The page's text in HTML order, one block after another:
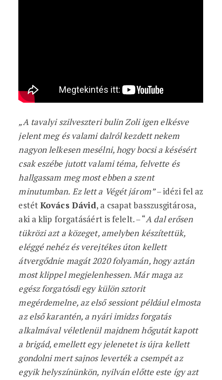
„A tavalyi szilveszteri bulin Zoli igen elkésve
jelent meg és valami dalról kezdett nekem
nagyon lelkesen mesélni, hogy bocsi a késésért
csak eszébe jutott valami téma, felvette és
hallgassam meg most ebben a szent
minutumban. Ez lett a Végét járom”– idézi fel az
estétKovács Dávid, a csapat basszusgitárosa,
aki a klip forgatásáért is felelt. – “A dal erősen
tükrözi azt a közeget, amelyben készítettük,
eléggé nehéz és verejtékes úton kellett
átvergődnie magát 2020 folyamán, hogy aztán
most klippel megjelenhessen. Már maga az
egész forgatósdi egy külön sztorit
megérdemelne, az első sessiont például elmosta
az első karantén, a nyári imidzs forgatás
alkalmával véletlenül majdnem hőgutát kapott
a brigád, emellett egy jelenetet is újra kellett
gondolni mert sajnos leverték a csempét az
egyik helyszínünkön, nyilván előtte este így azt